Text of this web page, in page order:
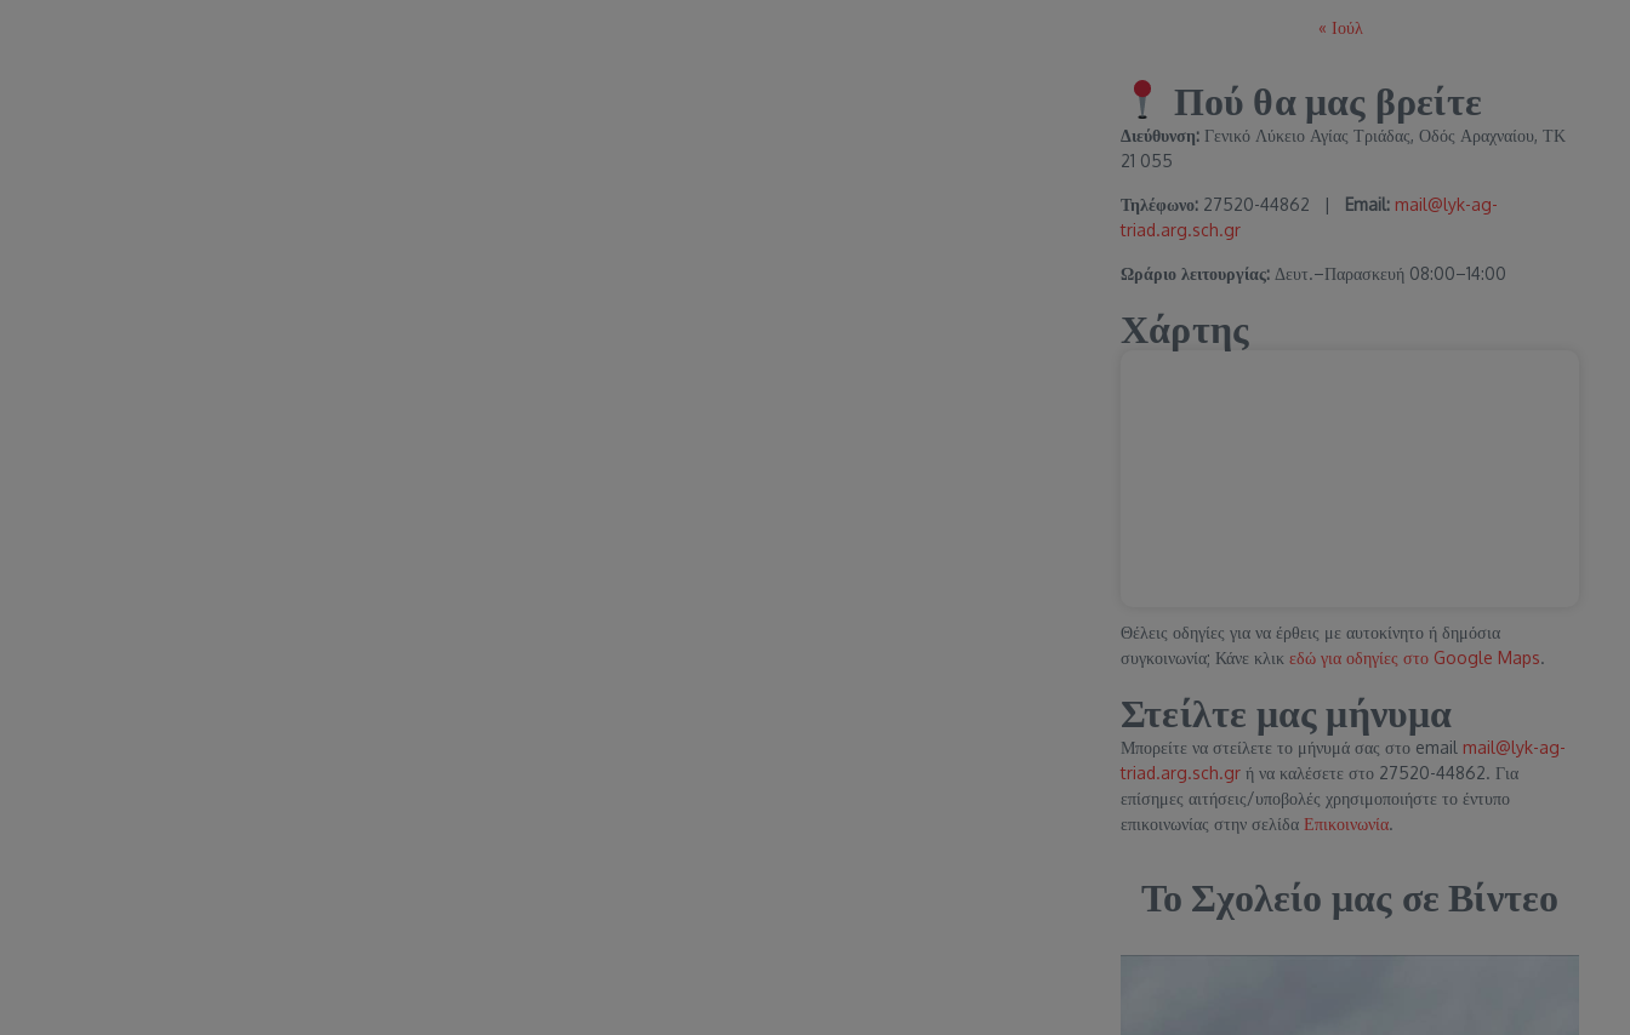
« Ιούλ
Πού θα μας βρείτε
Διεύθυνση: Γενικό Λύκειο Αγίας Τριάδας, Οδός Αραχναίου, ΤΚ
21 055
Τηλέφωνο: 27520-44862 | Email: mail@lyk-ag-
triad.arg.sch.gr
Ωράριο λειτουργίας: Δευτ.–Παρασκευή 08:00–14:00
Χάρτης
Θέλεις οδηγίες για να έρθεις με αυτοκίνητο ή δημόσια
συγκοινωνία; Κάνε κλικ εδώ για οδηγίες στο Google Maps.
Στείλτε μας μήνυμα
Μπορείτε να στείλετε το μήνυμά σας στο email mail@lyk-ag-
triad.arg.sch.gr ή να καλέσετε στο 27520-44862. Για
επίσημες αιτήσεις/υποβολές χρησιμοποιήστε το έντυπο
επικοινωνίας στην σελίδα Επικοινωνία.
Το Σχολείο μας σε Βίντεο